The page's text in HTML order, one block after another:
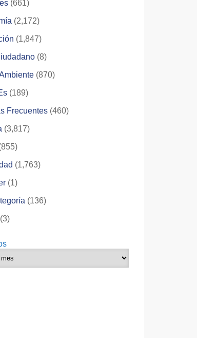
(661)
(2,172)
(1,847)
(8)
(870)
(189)
Frecuentes (460)
(3,817)
(1,763)
(1)
(136)
(3)